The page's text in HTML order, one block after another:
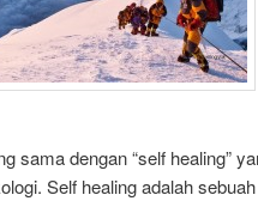
sama dengan “self healing”
Self healing adalah